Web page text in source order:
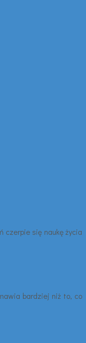
czerpie się naukę życia
bardziej niż to, co